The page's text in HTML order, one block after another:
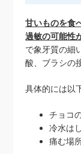
甘いものを食
過敏の可能性
で象牙質の細
酸、ブラシの
具体的には以
チョコ
冷水は
痛む場